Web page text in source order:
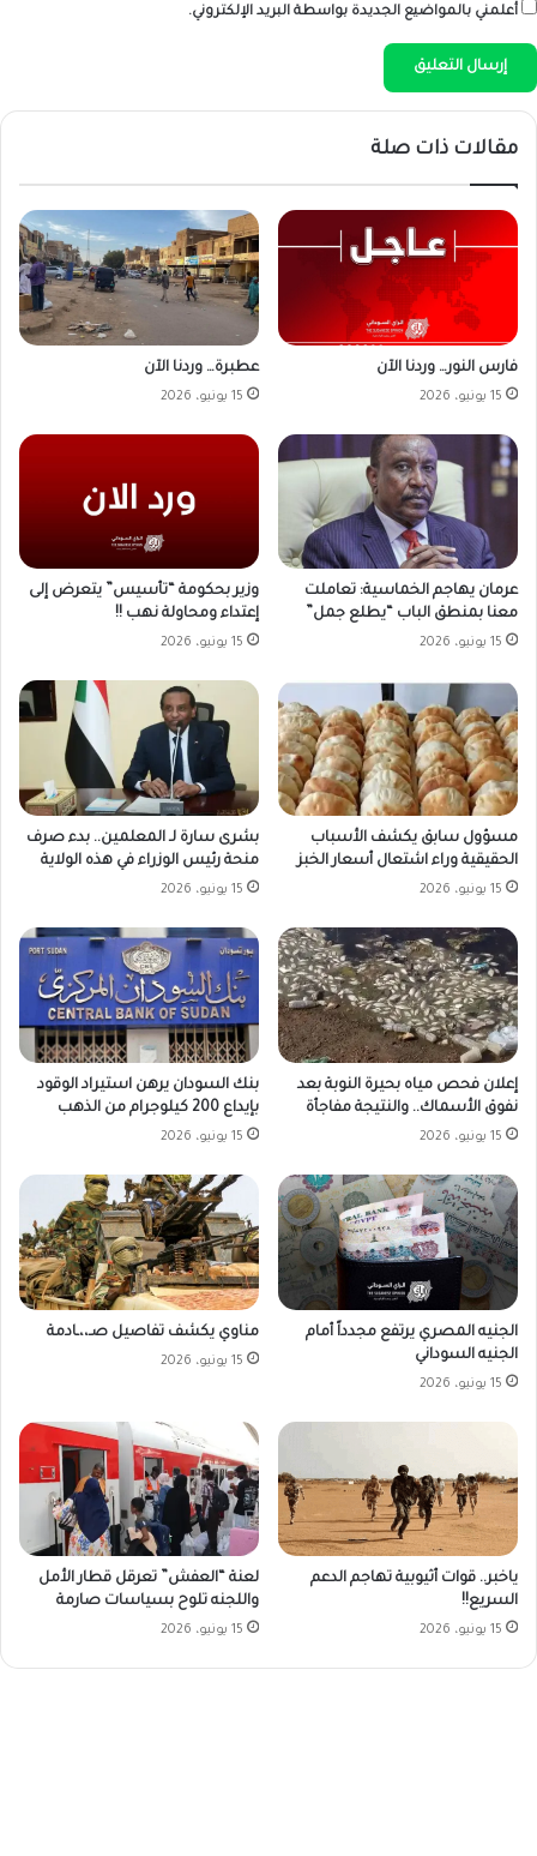
أعلمني بالمواضيع الجديدة بواسطة البريد الإلكتروني.
مقالات ذات صلة
فارس النور… وردنا الآن
15 يونيو، 2026
عطبرة… وردنا الآن
15 يونيو، 2026
عرمان يهاجم الخماسية: تعاملت
معنا بمنطق الباب “يطلع جمل”
15 يونيو، 2026
وزير بحكومة “تأسيس” يتعرض إلى
إعتداء ومحاولة نهب !!
15 يونيو، 2026
مسؤول سابق يكشف الأسباب
الحقيقية وراء اشتعال أسعار الخبز
15 يونيو، 2026
بشرى سارة لـ المعلمين.. بدء صرف
منحة رئيس الوزراء في هذه الولاية
15 يونيو، 2026
إعلان فحص مياه بحيرة النوبة بعد
نفوق الأسماك.. والنتيجة مفاجأة
15 يونيو، 2026
بنك السودان يرهن استيراد الوقود
بإيداع 200 كيلوجرام من الذهب
15 يونيو، 2026
الجنيه المصري يرتفع مجدداً أمام
الجنيه السوداني
15 يونيو، 2026
مناوي يكشف تفاصيل صـ،،ـادمة
15 يونيو، 2026
ياخبر.. قوات أثيوبية تهاجم الدعم
السريع!!
15 يونيو، 2026
لعنة “العفش” تعرقل قطار الأمل
واللجنه تلوح بسياسات صارمة
15 يونيو، 2026